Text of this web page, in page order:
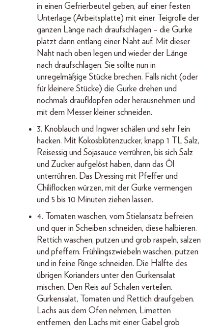
in einen Gefrierbeutel geben, auf einer festen
Unterlage (Arbeitsplatte) mit einer Teigrolle der
ganzen Länge nach draufschlagen – die Gurke
platzt dann entlang einer Naht auf. Mit dieser
Naht nach oben legen und wieder der Länge
nach draufschlagen. Sie sollte nun in
unregelmäßige Stücke brechen. Falls nicht (oder
für kleinere Stücke) die Gurke drehen und
nochmals draufklopfen oder herausnehmen und
mit dem Messer kleiner schneiden.
3. Knoblauch und Ingwer schälen und sehr fein
hacken. Mit Kokosblütenzucker, knapp 1 TL Salz,
Reisessig und Sojasauce verrühren, bis sich Salz
und Zucker aufgelöst haben, dann das Öl
unterrühren. Das Dressing mit Pfeffer und
Chiliflocken würzen, mit der Gurke vermengen
und 5 bis 10 Minuten ziehen lassen.
4. Tomaten waschen, vom Stielansatz befreien
und quer in Scheiben schneiden, diese halbieren.
Rettich waschen, putzen und grob raspeln, salzen
und pfeffern. Frühlingszwiebeln waschen, putzen
und in feine Ringe schneiden. Die Hälfte des
übrigen Korianders unter den Gurkensalat
mischen. Den Reis auf Schalen verteilen.
Gurkensalat, Tomaten und Rettich draufgeben.
Lachs aus dem Ofen nehmen, Limetten
entfernen, den Lachs mit einer Gabel grob